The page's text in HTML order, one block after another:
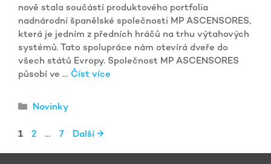
nově stala součástí produktového portfolia
nadnárodní španělské společnosti MP ASCENSORES,
která je jedním z předních hráčů na trhu výtahových
systémů. Tato spolupráce nám otevírá dveře do
všech států Evropy. Společnost MP ASCENSORES
působí ve … Číst více
Rubriky
Novinky
Stránka
1 Stránka
2 … Stránka
7 Další →